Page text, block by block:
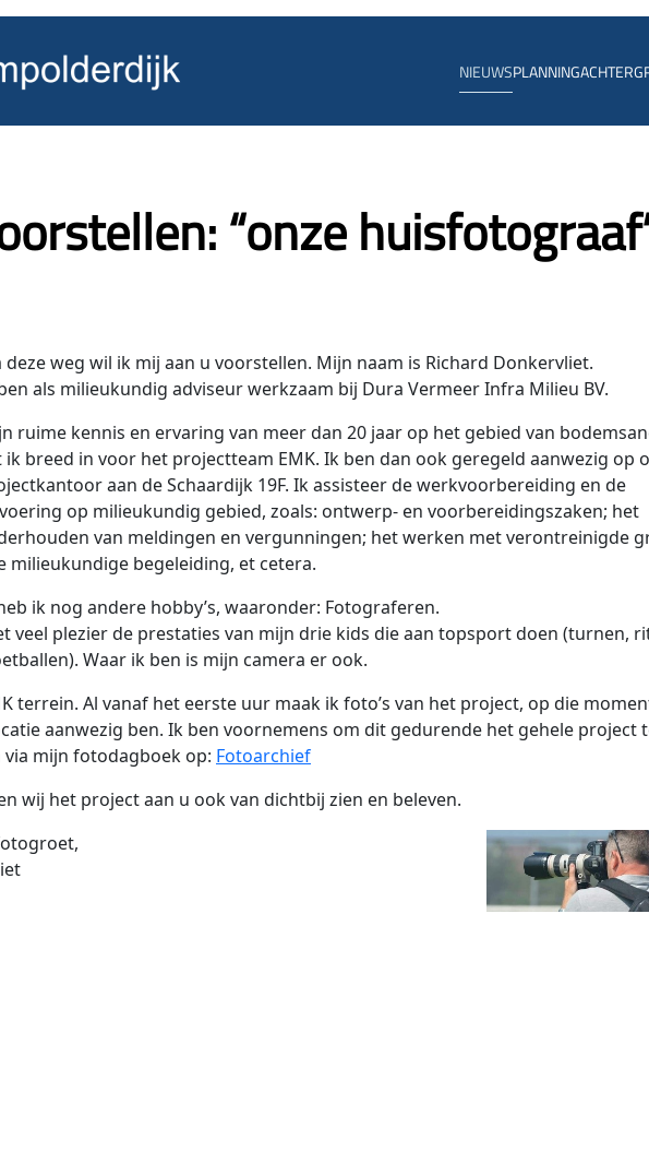
NIEUWSPLANNING
“onze
deze weg wil ik mij aan u voorstellen. Mijn naam is Richard Donkervliet.
als milieukundig adviseur werkzaam bij Dura Vermeer Infra Milieu BV.
ruime kennis en ervaring van meer dan 20 jaar op het gebied van
ik breed in voor het projectteam EMK. Ik ben dan ook geregeld aanwezig op
aan de Schaardijk 19F. Ik assisteer de werkvoorbereiding en de
op milieukundig gebied, zoals: ontwerp- en voorbereidingszaken; het
van meldingen en vergunningen; het werken met verontreinigde
milieukundige begeleiding, et cetera.
ik nog andere hobby’s, waaronder: Fotograferen.
veel plezier de prestaties van mijn drie kids die aan topsport doen (turnen,
Waar ik ben is mijn camera er ook.
terrein. Al vanaf het eerste uur maak ik foto’s van het project, op die
aanwezig ben. Ik ben voornemens om dit gedurende het gehele project
via mijn fotodagboek op: Fotoarchief
wij het project aan u ook van dichtbij zien en beleven.